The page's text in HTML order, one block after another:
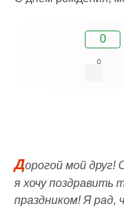
0
0
Дорогой мой друг!
я хочу поздравить
праздником! Я рад,